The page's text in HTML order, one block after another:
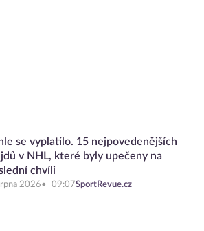
se vyplatilo. 15 nejpovedenějších
v NHL, které byly upečeny na
chvíli
2026 09:07SportRevue.cz